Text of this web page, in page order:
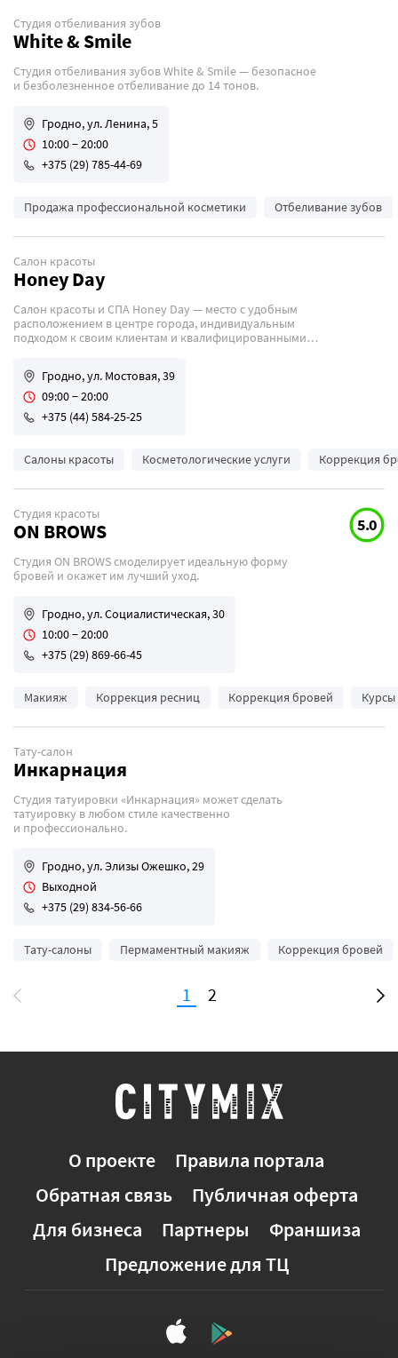
Студия отбеливания зубов
White & Smile
Студия отбеливания зубов White & Smile — безопасное
и безболезненное отбеливание до 14 тонов.
Гродно, ул. Ленина, 5
10:00 − 20:00
+375 (29) 785-44-69
Продажа профессиональной косметики Отбеливание зубов
Салон красоты
Honey Day
Салон красоты и СПА Honey Day — место с удобным
расположением в центре города, индивидуальным
подходом к своим клиентам и квалифицированными
Гродно, ул. Мостовая, 39
09:00 − 20:00
+375 (44) 584-25-25
Салоны красоты Косметологические услуги Коррекция
5.0
Студия красоты
ON BROWS
Студия ON BROWS смоделирует идеальную форму
бровей и окажет им лучший уход.
Гродно, ул. Социалистическая, 30
10:00 − 20:00
+375 (29) 869-66-45
Макияж Коррекция ресниц Коррекция бровей Курсы
Тату-салон
Инкарнация
Студия татуировки «Инкарнация» может сделать
татуировку в любом стиле качественно
и профессионально.
Гродно, ул. Элизы Ожешко, 29
Выходной
+375 (29) 834-56-66
Тату-салоны Пермаментный макияж Коррекция бровей
1 2
О проекте
Правила портала
Обратная связь
Публичная оферта
Для бизнеса
Партнеры
Франшиза
Предложение для ТЦ